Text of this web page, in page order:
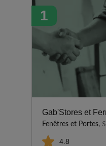
1
Gab'Stores et
Fenêtres et Portes,
4.8